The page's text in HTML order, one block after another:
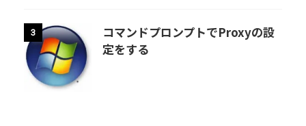
3
コマンドプロンプトでProxyの設
定をする